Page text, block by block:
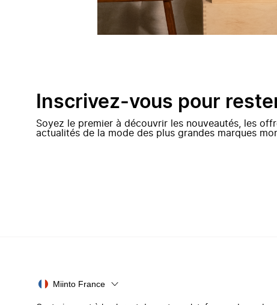
Inscrivez-vous pour
Soyez le premier à découvrir les nouveautés, les
actualités de la mode des plus grandes marques
Miinto France